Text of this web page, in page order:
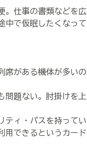
。仕事の書類などを広
中で仮眠したくなって
席がある機体が多いの
問題ない。肘掛けを上
ティ・パスを持ってい
用できるというカード